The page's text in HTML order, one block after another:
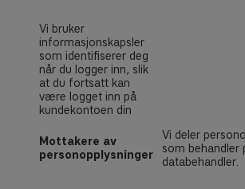
Vi bruker
informasjonskapsler
som identifiserer deg
når du logger inn, slik
at du fortsatt kan
være logget inn på
kundekontoen din
Mottakere av
personopplysninger
Vi deler
som behandler
databehandler.